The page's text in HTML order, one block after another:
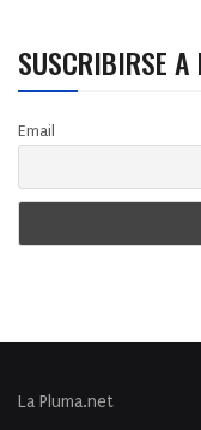
SUSCRIBIRSE A
Email
La Pluma.net